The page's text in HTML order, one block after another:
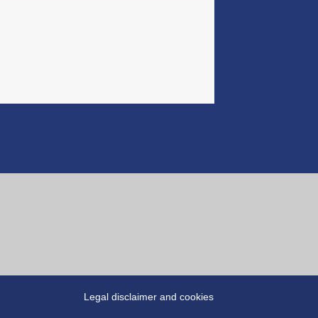
Legal disclaimer and cookies